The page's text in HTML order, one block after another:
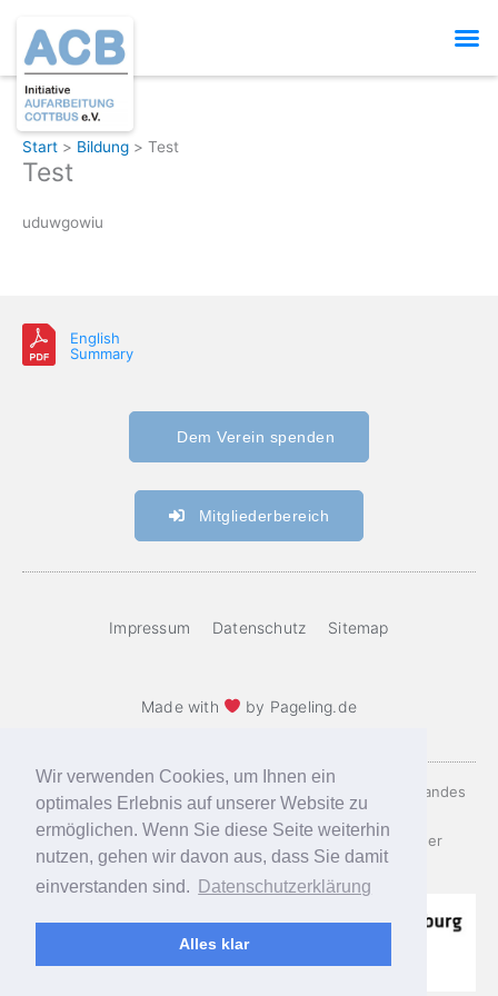
Wir verwenden Cookies, um Ihnen ein
optimales Erlebnis auf unserer Website zu
ermöglichen. Wenn Sie diese Seite weiterhin
nutzen, gehen wir davon aus, dass Sie damit
einverstanden sind.
Datenschutzerklärung
Alles klar
Inhalt
springen
Start Bildung Test
Test
uduwgowiu
English
Summary
Dem Verein spenden
Mitgliederbereich
Impressum Datenschutz Sitemap
Made with by Pageling.de
Diese Website ist gefördert mit öffentlichen Mitteln des Landes
Brandenburg, sowie mit freundlicher Unterstützung der
Beauftragten des Landes Brandenburg zur Aufarbeitung der
Folgen der kommunistischen Diktatur (LAkD).